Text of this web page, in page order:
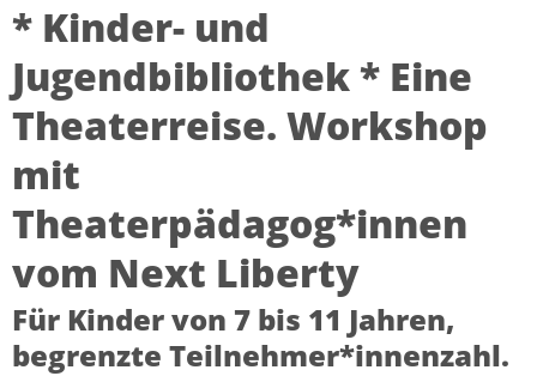
* Kinder- und
Jugendbibliothek * Eine
Theaterreise. Workshop
mit
Theaterpädagog*innen
vom Next Liberty
Für Kinder von 7 bis 11 Jahren,
begrenzte Teilnehmer*innenzahl.